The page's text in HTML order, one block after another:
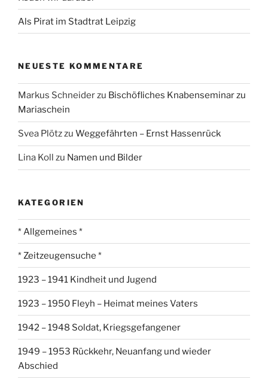
Als Pirat im Stadtrat Leipzig
NEUESTE KOMMENTARE
Markus Schneiderzu Bischöfliches Knabenseminar zu
Mariaschein
Svea Plötzzu Weggefährten – Ernst Hassenrück
Lina Koll zu Namen und Bilder
KATEGORIEN
* Allgemeines *
* Zeitzeugensuche *
1923 – 1941 Kindheit und Jugend
1923 – 1950 Fleyh – Heimat meines Vaters
1942 – 1948 Soldat, Kriegsgefangener
1949 – 1953 Rückkehr, Neuanfang und wieder
Abschied